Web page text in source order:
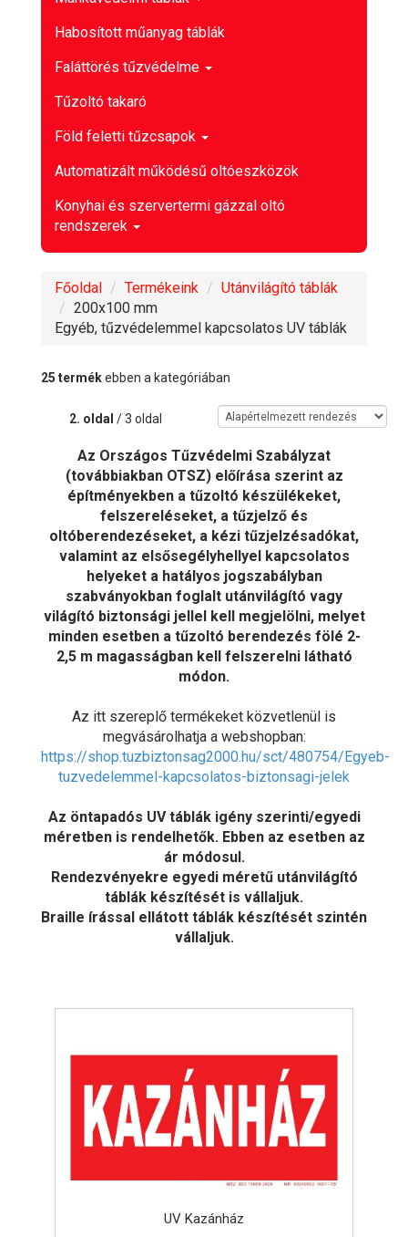
Habosított műanyag táblák
Faláttörés tűzvédelme
Tűzoltó takaró
Föld feletti tűzcsapok
Automatizált működésű oltóeszközök
Konyhai és szervertermi gázzal oltó
rendszerek
Főoldal Termékeink
Utánvilágító táblák
200x100 mm
Egyéb, tűzvédelemmel kapcsolatos UV táblák
25 termékebben a kategóriában
2. oldal / 3 oldal
Az Országos Tűzvédelmi Szabályzat
(továbbiakban OTSZ) előírása szerint az
építményekben a tűzoltó készülékeket,
felszereléseket, a tűzjelző és
oltóberendezéseket, a kézi tűzjelzésadókat,
valamint az elsősegélyhellyel kapcsolatos
helyeket a hatályos jogszabályban
szabványokban foglalt utánvilágító vagy
világító biztonsági jellel kell megjelölni, melyet
minden esetben a tűzoltó berendezés fölé 2-
2,5 m magasságban kell felszerelni látható
módon.
Az itt szereplő termékeket közvetlenül is
megvásárolhatja a webshopban:
https://shop.tuzbiztonsag2000.hu/sct/480754/Egyeb-
tuzvedelemmel-kapcsolatos-biztonsagi-jelek
Az öntapadós UV táblák igény szerinti/egyedi
méretben is rendelhetők. Ebben az esetben az
ár módosul.
Rendezvényekre egyedi méretű utánvilágító
táblák készítését is vállaljuk.
Braille írással ellátott táblák készítését szintén
vállaljuk.
UV Kazánház